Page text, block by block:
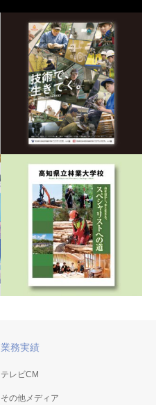
高知県立高等技術学校
パンフレット・ポスター
高知県立林業大学校 学校
業務実績
テレビCM
その他メディア